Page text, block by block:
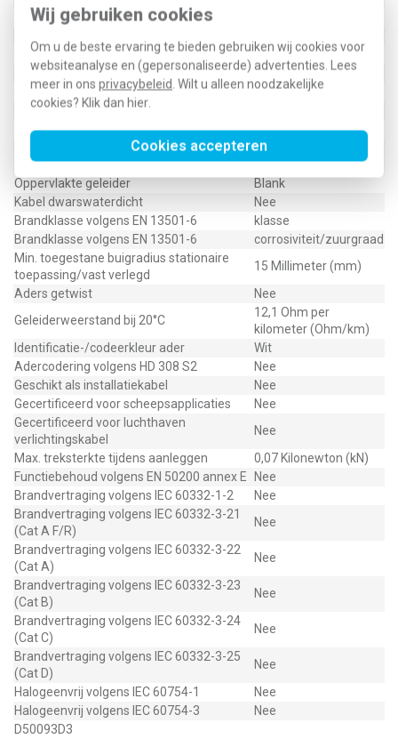
Wij gebruiken cookies
Om u de beste ervaring te bieden gebruiken wij cookies voor
websiteanalyse en (gepersonaliseerde) advertenties. Lees
meer in ons privacybeleid . Wilt u alleen noodzakelijke
cookies? Klik dan hier
Cookies accepteren
Halogeenvrij volgens IEC 60754-2
Max. toelaatbare geleidertemperatuur
70 graden Celsius (°C)
Buitendiameter circa
2,8 Millimeter (mm)
Met aardgeleider
Nee
Met knaagdierbescherming
Oliebestendig volgens IEC 60811-404
Nee
Koudebestendig volgens EN 60811-
504+505+506
Nee
Oppervlakte geleider
Blank
Kabel dwarswaterdicht
Nee
Brandklasse volgens EN 13501-6
klasse
Brandklasse volgens EN 13501-6
corrosiviteit/zuurgraad
Min. toegestane buigradius stationaire
toepassing/vast verlegd
15 Millimeter (mm)
Aders getwist
Nee
Geleiderweerstand bij 20°C
12,1 Ohm per
kilometer (Ohm/km)
Identificatie-/codeerkleur ader
Wit
Adercodering volgens HD 308 S2
Nee
Geschikt als installatiekabel
Nee
Gecertificeerd voor scheepsapplicaties
Nee
Gecertificeerd voor luchthaven
verlichtingskabel
Nee
Max. treksterkte tijdens aanleggen
0,07 Kilonewton (kN)
Functiebehoud volgens EN 50200 annex E
Nee
Brandvertraging volgens IEC 60332-1-2
Nee
Brandvertraging volgens IEC 60332-3-21
(Cat A F/R)
Nee
Brandvertraging volgens IEC 60332-3-22
(Cat A)
Nee
Brandvertraging volgens IEC 60332-3-23
(Cat B)
Nee
Brandvertraging volgens IEC 60332-3-24
(Cat C)
Nee
Brandvertraging volgens IEC 60332-3-25
(Cat D)
Nee
Halogeenvrij volgens IEC 60754-1
Nee
Halogeenvrij volgens IEC 60754-3
Nee
D50093D3